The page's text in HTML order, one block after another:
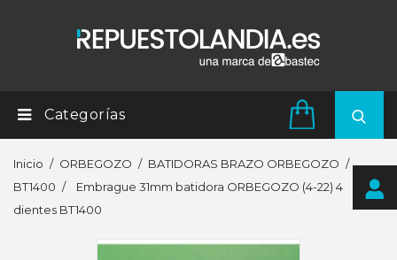
Categorías
Inicio ORBEGOZO
BATIDORAS BRAZO ORBEGOZO
BT1400
Embrague 31mm batidora ORBEGOZO (4-22) 4
dientes BT1400